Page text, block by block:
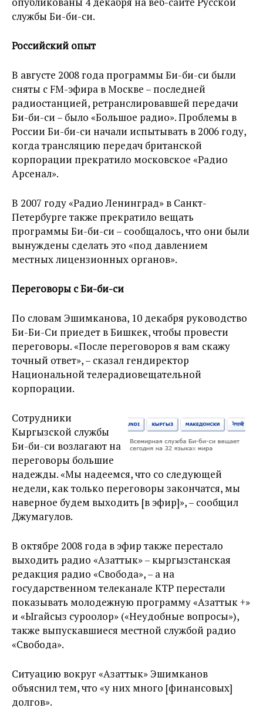
службы Би-би-си.
Российский опыт
В августе 2008 года программы Би-би-си были
сняты с FM-эфира в Москве – последней
радиостанцией, ретранслировавшей передачи
Би-би-си – было «Большое радио». Проблемы в
России Би-би-си начали испытывать в 2006 году,
когда трансляцию передач британской
корпорации прекратило московское «Радио
Арсенал».
В 2007 году «Радио Ленинград» в Санкт-
Петербурге также прекратило вещать
программы Би-би-си – сообщалось, что они были
вынуждены сделать это «под давлением
местных лицензионных органов».
Переговоры с Би-би-си
По словам Эшимканова, 10 декабря руководство
Би-Би-Си приедет в Бишкек, чтобы провести
переговоры. «После переговоров я вам скажу
точный ответ», – сказал гендиректор
Национальной телерадиовещательной
корпорации.
Сотрудники
Кыргызской службы
Би-би-си возлагают на
переговоры большие
надежды. «Мы надеемся, что со следующей
недели, как только переговоры закончатся, мы
наверное будем выходить [в эфир]», – сообщил
Джумагулов.
В октябре 2008 года в эфир также перестало
выходить радио «Азаттык» – кыргызстанская
редакция радио «Свобода», – а на
государственном телеканале КТР перестали
показывать молодежную программу «Азаттык +»
и «Ыңгайсыз суроолор» («Неудобные вопросы»),
также выпускавшиеся местной службой радио
«Свобода».
Ситуацию вокруг «Азаттык» Эшимканов
объяснил тем, что «у них много [финансовых]
долгов».